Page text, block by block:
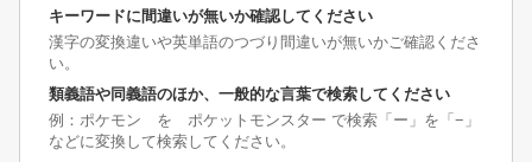
キーワードに間違いが無いか確認してください
漢字の変換違いや英単語のつづり間違いが無いかご確認くださ
い。
類義語や同義語のほか、一般的な言葉で検索してください
例：ポケモン を ポケットモンスター で検索「ー」を「−」
などに変換して検索してください。